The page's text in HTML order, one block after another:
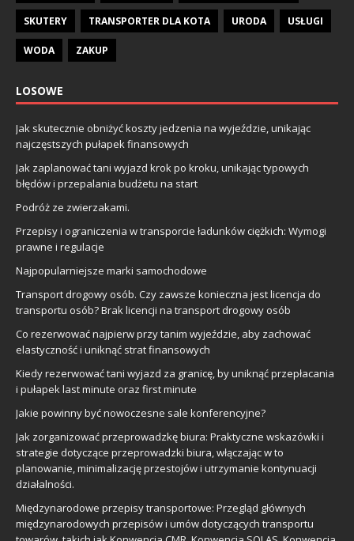
SKUTERY TRANSPORTER DLA KOTA URODA USŁUGI
WODA ZAKUP
LOSOWE
Jak skutecznie obniżyć koszty jedzenia na wyjeździe, unikając
najczęstszych pułapek finansowych
Jak zaplanować tani wyjazd krok po kroku, unikając typowych
błędów i przepalania budżetu na start
Podróż ze zwierzakami.
Przepisy i ograniczenia w transporcie ładunków ciężkich: Wymogi
prawne i regulacje
Najpopularniejsze marki samochodowe
Transport drogowy osób. Czy zawsze konieczna jest licencja do
transportu osób? Brak licencji na transport drogowy osób
Co rezerwować najpierw przy tanim wyjeździe, aby zachować
elastyczność i uniknąć strat finansowych
Kiedy rezerwować tani wyjazd za granicę, by uniknąć przepłacania
i pułapek last minute oraz first minute
Jakie powinny być nowoczesne sale konferencyjne?
Jak zorganizować przeprowadzkę biura: Praktyczne wskazówki i
strategie dotyczące przeprowadzki biura, włączając w to
planowanie, minimalizację przestojów i utrzymanie kontynuacji
działalności.
Międzynarodowe przepisy transportowe: Przegląd głównych
międzynarodowych przepisów i umów dotyczących transportu